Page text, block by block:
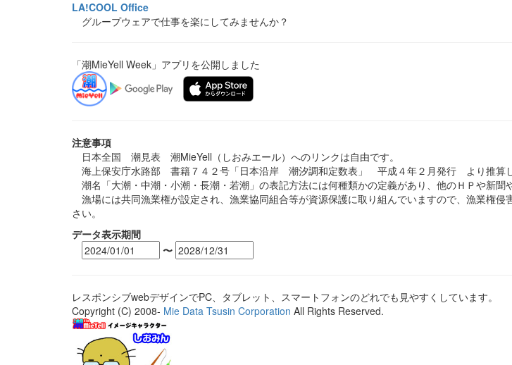
LA!COOL Office
グループウェアで仕事を楽にしてみませんか？
「潮MieYell Week」アプリを公開しました
注意事項
日本全国 潮見表 潮MieYell（しおみエール）へのリンクは自由です。
海上保安庁水路部 書籍７４２号「日本沿岸 潮汐調和定数表」 平成４年２月発行 より推算し
潮名「大潮・中潮・小潮・長潮・若潮」の表記方法には何種類かの定義があり、他のＨＰや新聞
漁場には共同漁業権が設定され、漁業協同組合等が資源保護に取り組んでいますので、漁業権
さい。
データ表示期間
〜
レスポンシブwebデザインでPC、タブレット、スマートフォンのどれでも見やすくしています。
Copyright (C) 2008- Mie Data Tsusin Corporation All Rights Reserved.